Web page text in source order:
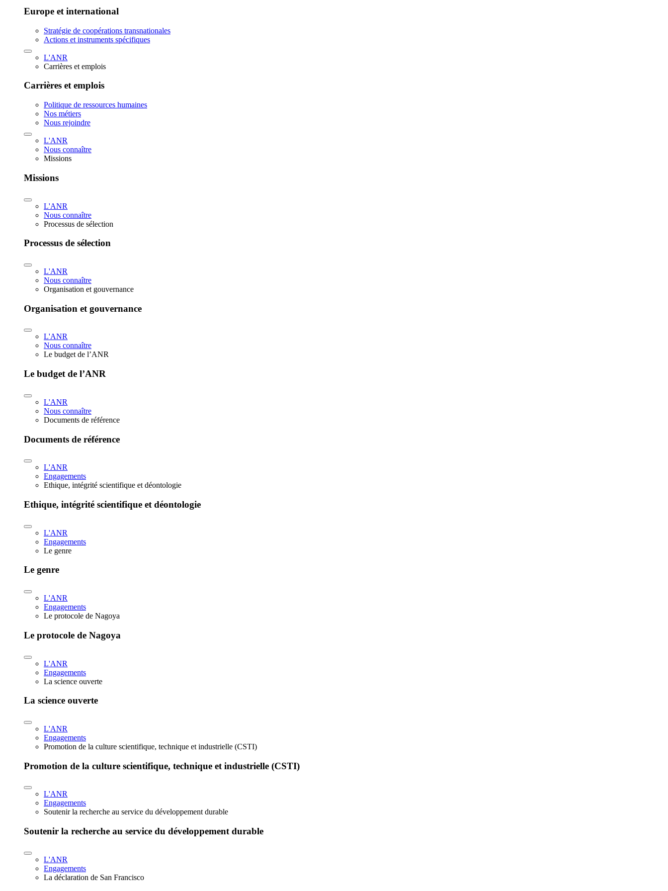
Europe et international
Stratégie de coopérations transnationales
Actions et instruments spécifiques
L'ANR
Carrières et emplois
Carrières et emplois
Politique de ressources humaines
Nos métiers
Nous rejoindre
L'ANR
Nous connaître
Missions
Missions
L'ANR
Nous connaître
Processus de sélection
Processus de sélection
L'ANR
Nous connaître
Organisation et gouvernance
Organisation et gouvernance
L'ANR
Nous connaître
Le budget de l’ANR
Le budget de l’ANR
L'ANR
Nous connaître
Documents de référence
Documents de référence
L'ANR
Engagements
Ethique, intégrité scientifique et déontologie
Ethique, intégrité scientifique et déontologie
L'ANR
Engagements
Le genre
Le genre
L'ANR
Engagements
Le protocole de Nagoya
Le protocole de Nagoya
L'ANR
Engagements
La science ouverte
La science ouverte
L'ANR
Engagements
Promotion de la culture scientifique, technique et industrielle (CSTI)
Promotion de la culture scientifique, technique et industrielle (CSTI)
L'ANR
Engagements
Soutenir la recherche au service du développement durable
Soutenir la recherche au service du développement durable
L'ANR
Engagements
La déclaration de San Francisco